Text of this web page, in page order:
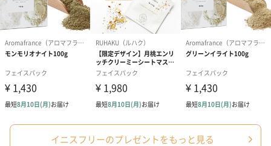
留意事項
※こちらの商品は並行輸入品です。
※オイルなどの成分を含む商品は、航空危険物に含ま
れるため航空機に搭載することができません。そのた
め離島などの航空便を使用する地域にお住まいのかた
へお届けの場合は、船便に変更するため1週間前後お届
けが遅くなる可能性がございます。
商品オプション情報
イニスフリーのプレゼントをもっと見る